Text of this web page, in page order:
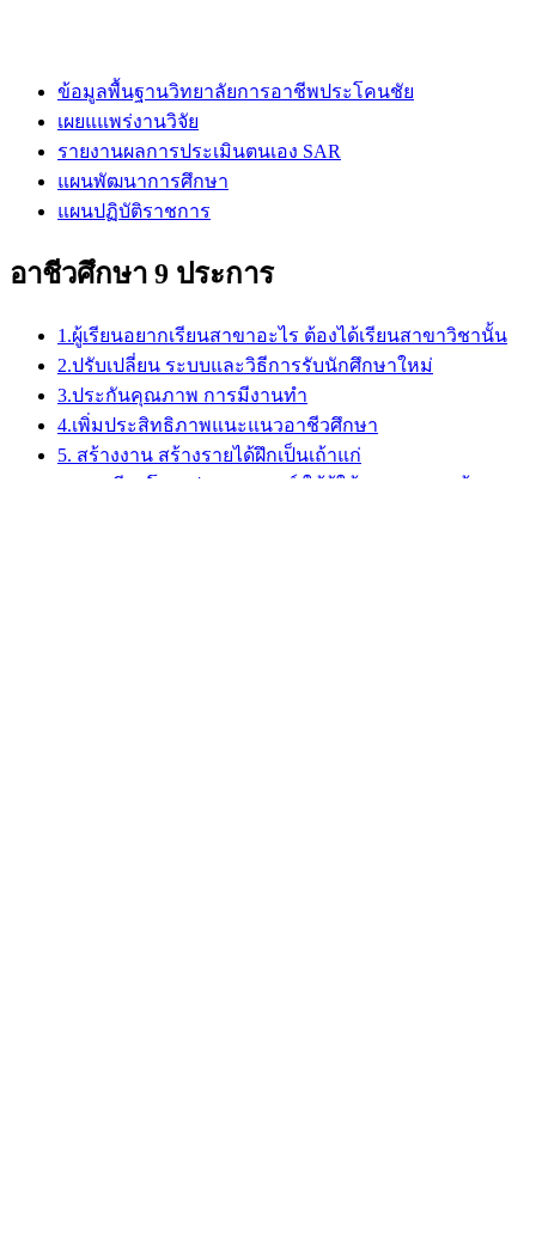
ข้อมูลพื้นฐานวิทยาลัยการอาชีพประโคนชัย
เผยแแพร่งานวิจัย
รายงานผลการประเมินตนเอง SAR
แผนพัฒนาการศึกษา
แผนปฏิบัติราชการ
อาชีวศึกษา 9 ประการ
1.ผู้เรียนอยากเรียนสาขาอะไร ต้องได้เรียนสาขาวิชานั้น
2.ปรับเปลี่ยน ระบบและวิธีการรับนักศึกษาใหม่
3.ประกันคุณภาพ การมีงานทำ
4.เพิ่มประสิทธิภาพแนะแนวอาชีวศึกษา
5. สร้างงาน สร้างรายได้ฝึกเป็นเถ้าแก่
6.การเทียบโอน-ประสบการณ์ ให้ผู้ใช้แรงงานและผู้